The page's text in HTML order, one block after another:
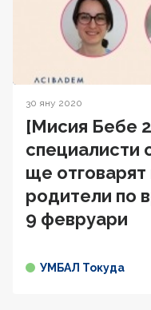
30 яну 2020
[Мисия Бебе
специалисти
ще
родители по
9 февруари
УМБАЛ Токуда